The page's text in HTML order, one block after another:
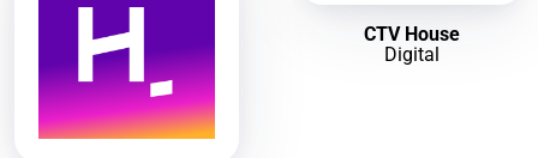
CTV House
Digital